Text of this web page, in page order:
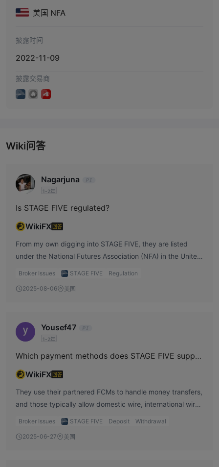
美国 NFA
披露时间
2022-11-09
披露交易商
Wiki问答
Nagarjuna
1-2年
Is STAGE FIVE regulated?
WikiFX 回答
From my own digging into STAGE FIVE, they are listed
under the National Futures Association (NFA) in the United
States with license number 0444666. But the important
that means the registration exists in name but hasn’t been
Broker Issues STAGE FIVE Regulation
2025-08-06 美国
Yousef47
1-2年
Which payment methods does STAGE FIVE support?
WikiFX 回答
They use their partnered FCMs to handle money transfers,
and those typically allow domestic wire, international wire,
and ACH for U.S. clients. I personally would confirm the
Broker Issues STAGE FIVE Deposit Withdrawal
2025-06-27 美国